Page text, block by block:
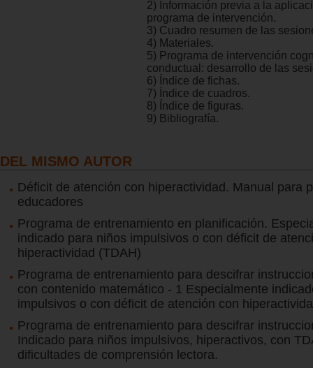
2) Información previa a la
programa de intervención.
3) Cuadro resumen de las
4) Materiales.
5) Programa de intervención
conductual: desarrollo de las
6) Índice de fichas.
7) Índice de cuadros.
8) Índice de figuras.
9) Bibliografía.
DEL MISMO AUTOR
Déficit de atención con hiperactividad. Manual para
educadores
Programa de entrenamiento en planificación.
indicado para niños impulsivos o con déficit de
hiperactividad (TDAH)
Programa de entrenamiento para descifrar
con contenido matemático - 1 Especialmente
impulsivos o con déficit de atención con
Programa de entrenamiento para descifrar
Indicado para niños impulsivos, hiperactivos, con
dificultades de comprensión lectora.